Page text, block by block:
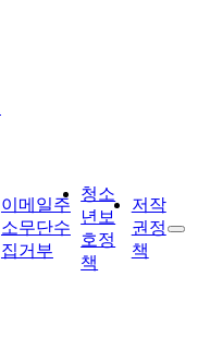
이메일주
소무단수
집거부
청소
년보
호정
책
저작
권정
책